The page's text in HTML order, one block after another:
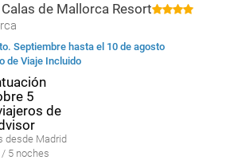
de Mallorca Resort
Septiembre hasta el 10 de agosto
de Viaje Incluido
desde Madrid
/ 5 noches